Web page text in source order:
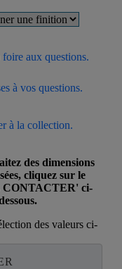
aux questions.
à vos questions.
à la collection.
des dimensions
cliquez sur le
CONTACTER' ci-
des valeurs ci-